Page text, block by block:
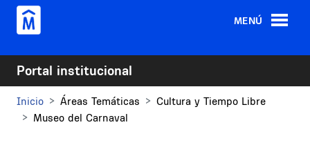
Pasar al contenido principal
MENÚ
Portal institucional
Inicio Áreas Temáticas
Cultura y Tiempo Libre
Museo del Carnaval